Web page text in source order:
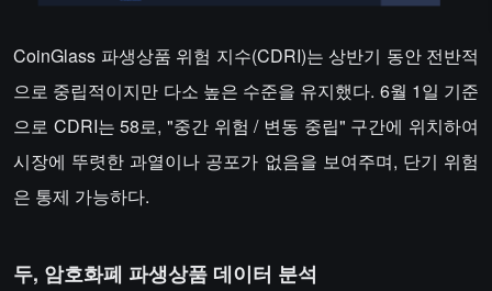
CoinGlass 파생상품 위험 지수(CDRI)는 상반기 동안 전반적
으로 중립적이지만 다소 높은 수준을 유지했다. 6월 1일 기준
으로 CDRI는 58로, "중간 위험 / 변동 중립" 구간에 위치하여
시장에 뚜렷한 과열이나 공포가 없음을 보여주며, 단기 위험
은 통제 가능하다.
두, 암호화폐 파생상품 데이터 분석